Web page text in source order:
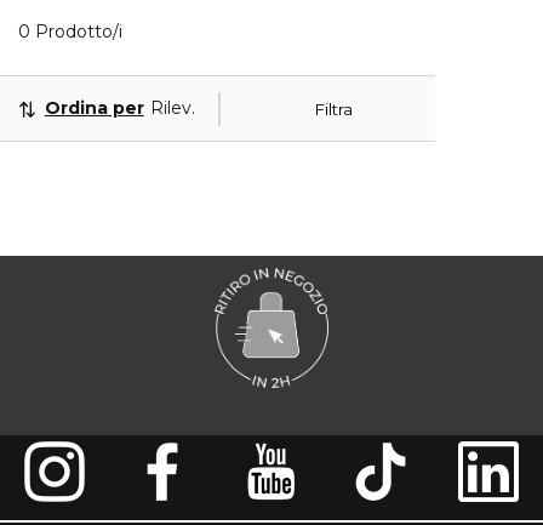
0 Prodotto/i
Filtra
Ordina per Rilevanza